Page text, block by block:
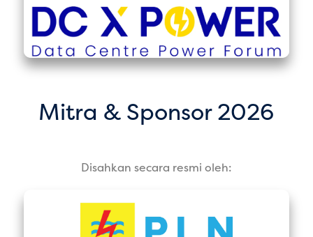
Mitra & Sponsor 2026
Disahkan secara resmi oleh: